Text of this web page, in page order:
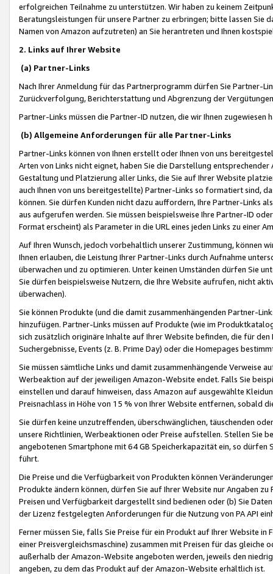
erfolgreichen Teilnahme zu unterstützen. Wir haben zu keinem
Beratungsleistungen für unsere Partner zu erbringen; bitte lassen Sie
Namen von Amazon aufzutreten) an Sie herantreten und Ihnen
2. Links auf Ihrer Website
(a) Partner-Links
Nach Ihrer Anmeldung für das Partnerprogramm dürfen Sie Partner-
Zurückverfolgung, Berichterstattung und Abgrenzung der
Partner-Links müssen die Partner-ID nutzen, die wir Ihnen zugewiesen
(b) Allgemeine Anforderungen für alle Partner-Links
Partner-Links können von Ihnen erstellt oder Ihnen von uns
Arten von Links nicht eignet, haben Sie die Darstellung
Gestaltung und Platzierung aller Links, die Sie auf Ihrer Website
auch Ihnen von uns bereitgestellte) Partner-Links so formatiert sind,
können. Sie dürfen Kunden nicht dazu auffordern, Ihre Partner-Links
aus aufgerufen werden. Sie müssen beispielsweise Ihre Partner-ID
Format erscheint) als Parameter in die URL eines jeden Links zu einer
Auf Ihren Wunsch, jedoch vorbehaltlich unserer Zustimmung, können
Ihnen erlauben, die Leistung Ihrer Partner-Links durch Aufnahme
überwachen und zu optimieren. Unter keinen Umständen dürfen Sie
Sie dürfen beispielsweise Nutzern, die Ihre Website aufrufen, nicht
überwachen).
Sie können Produkte (und die damit zusammenhängenden Partner-
hinzufügen. Partner-Links müssen auf Produkte (wie im
sich zusätzlich originäre Inhalte auf Ihrer Website befinden, die für
Suchergebnisse, Events (z. B. Prime Day) oder die Homepages
Sie müssen sämtliche Links und damit zusammenhängende
Werbeaktion auf der jeweiligen Amazon-Website endet. Falls Sie
einstellen und darauf hinweisen, dass Amazon auf ausgewählte
Preisnachlass in Höhe von 15 % von Ihrer Website entfernen, sobald
Sie dürfen keine unzutreffenden, überschwänglichen, täuschenden
unsere Richtlinien, Werbeaktionen oder Preise aufstellen. Stellen Sie
angebotenen Smartphone mit 64 GB Speicherkapazität ein, so dürfen
führt.
Die Preise und die Verfügbarkeit von Produkten können
Produkte ändern können, dürfen Sie auf Ihrer Website nur Angaben
Preisen und Verfügbarkeit dargestellt sind bedienen oder (b) Sie
der Lizenz festgelegten Anforderungen für die Nutzung von PA API
Ferner müssen Sie, falls Sie Preise für ein Produkt auf Ihrer Website
einer Preisvergleichsmaschine) zusammen mit Preisen für das
außerhalb der Amazon-Website angeboten werden, jeweils den
angeben, zu dem das Produkt auf der Amazon-Website erhältlich ist.